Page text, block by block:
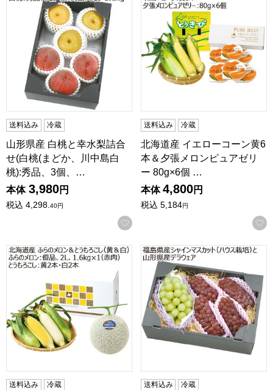
送料込み 冷蔵
山形県産 白桃と幸水梨詰合
せ(白桃(まどか、川中島白
桃):秀品、3個、…
本体 3,980円
税込 4,298.40円
お気に入りに登録する
送料込み 冷蔵
北海道産 イエローコーン黄6
本＆夕張メロンピュアゼリ
ー 80g×6個 …
本体 4,800円
税込 5,184円
北海道産 ふらのメロン優品2L1玉＆とうもろこし(黄＆白)各
送料込み 冷蔵
福島県産 シャインマスカッ
送料込み 冷蔵